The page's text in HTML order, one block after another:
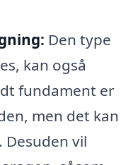
Den type
kan også
fundament er
men det kan
vil